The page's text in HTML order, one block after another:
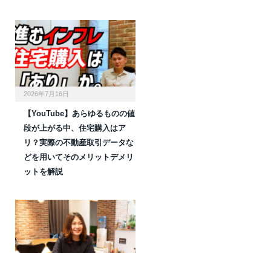
2026年7月16日
【YouTube】あらゆるものの値
段が上がる中、住宅購入はア
リ？実際の不動産取引データな
どを用いてそのメリットデメリ
ットを解説